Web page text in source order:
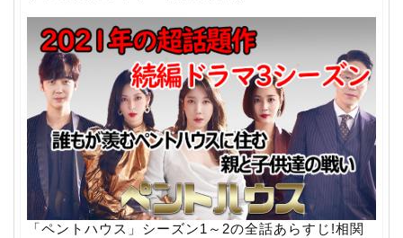
「ペントハウス」シーズン1～2の全話あらすじ!相関